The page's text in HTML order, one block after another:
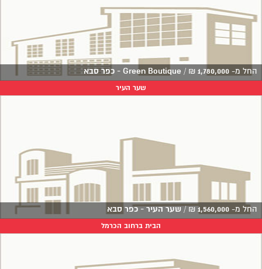
החל מ- 1,780,000
₪
/ Green Boutique - כפר סבא
שער העיר
החל מ- 1,560,000
₪
/ שער העיר - כפר סבא
הבית ברחוב הכרמל